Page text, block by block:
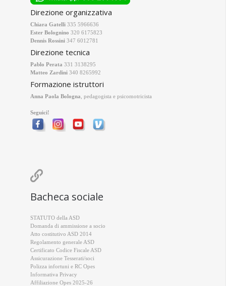
Direzione organizzativa
Chiara Gatelli 335 5966636
Ester Bolognino 320 6175823
Dennis Rossini 347 6012781
Direzione tecnica
Pablo Perata 331 3138295
Matteo Zardini 340 8265992
Formazione istruttori
Anna Paola Bologna , pedagogista e psicomotricista
Seguici!

Bacheca sociale
STATUTO della ASD
Domanda di ammissione a socio
Atto costitutivo ASD 2014
Regolamento generale ASD
Certificato Codice Fiscale ASD
Assicurazione Tesserati/soci
Polizza infortuni e RC Opes
Informativa Privacy
Affiliazione Opes 2025-26